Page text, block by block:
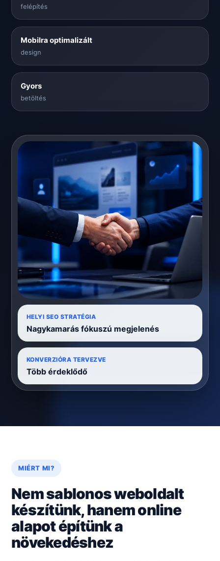
felépítés
Mobilra optimalizált
design
Gyors
betöltés
HELYI SEO STRATÉGIA
Nagykamarás fókuszú megjelenés
KONVERZIÓRA TERVEZVE
Több érdeklődő
MIÉRT MI?
Nem sablonos weboldalt
készítünk, hanem online
alapot építünk a
növekedéshez